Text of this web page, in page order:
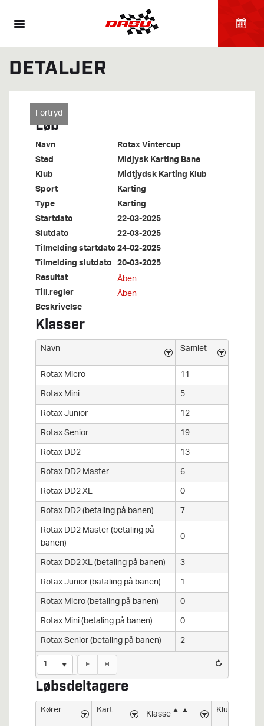
DETALJER
Løb
Fortryd
Navn
Rotax Vintercup
Sted
Midjysk Karting Bane
Klub
Midtjydsk Karting Klub
Sport
Karting
Type
Karting
Startdato
22-03-2025
Slutdato
22-03-2025
Tilmelding startdato24-02-2025
Tilmelding slutdato 20-03-2025
Resultat
Åben
Till.regler Åben
Beskrivelse
Klasser
Navn
Samlet
Rotax Micro
11
Rotax Mini
5
Rotax Junior
12
Rotax Senior
19
Rotax DD2
13
Rotax DD2 Master
6
Rotax DD2 XL
0
Rotax DD2 (betaling på banen)
7
Rotax DD2 Master (betaling på
banen)
0
Rotax DD2 XL (betaling på banen)
3
Rotax Junior (bataling på banen)
1
Rotax Micro (betaling på banen)
0
Rotax Mini (betaling på banen)
0
Rotax Senior (betaling på banen)
2
1
Løbsdeltagere
Kører Kart Klasse
Klub